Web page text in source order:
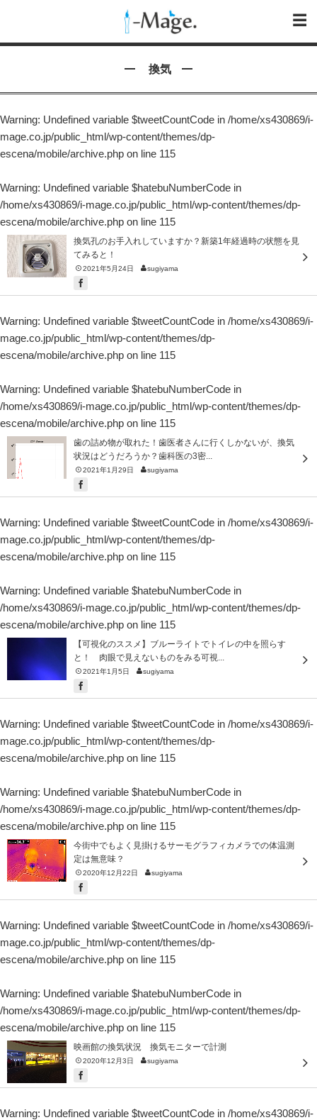
換気
Warning: Undefined variable $tweetCountCode in /home/xs430869/i-
mage.co.jp/public_html/wp-content/themes/dp-
escena/mobile/archive.php on line 115
Warning: Undefined variable $hatebuNumberCode in
/home/xs430869/i-mage.co.jp/public_html/wp-content/themes/dp-
escena/mobile/archive.php on line 115
換気孔のお手入れしていますか？新築1年経過時の状態を見
てみると！
2021年5月24日 sugiyama
Warning: Undefined variable $tweetCountCode in /home/xs430869/i-
mage.co.jp/public_html/wp-content/themes/dp-
escena/mobile/archive.php on line 115
Warning: Undefined variable $hatebuNumberCode in
/home/xs430869/i-mage.co.jp/public_html/wp-content/themes/dp-
escena/mobile/archive.php on line 115
歯の詰め物が取れた！歯医者さんに行くしかないが、換気
状況はどうだろうか？歯科医の3密...
2021年1月29日 sugiyama
Warning: Undefined variable $tweetCountCode in /home/xs430869/i-
mage.co.jp/public_html/wp-content/themes/dp-
escena/mobile/archive.php on line 115
Warning: Undefined variable $hatebuNumberCode in
/home/xs430869/i-mage.co.jp/public_html/wp-content/themes/dp-
escena/mobile/archive.php on line 115
【可視化のススメ】ブルーライトでトイレの中を照らす
と！ 肉眼で見えないものをみる可視...
2021年1月5日 sugiyama
Warning: Undefined variable $tweetCountCode in /home/xs430869/i-
mage.co.jp/public_html/wp-content/themes/dp-
escena/mobile/archive.php on line 115
Warning: Undefined variable $hatebuNumberCode in
/home/xs430869/i-mage.co.jp/public_html/wp-content/themes/dp-
escena/mobile/archive.php on line 115
今街中でもよく見掛けるサーモグラフィカメラでの体温測
定は無意味？
2020年12月22日 sugiyama
Warning: Undefined variable $tweetCountCode in /home/xs430869/i-
mage.co.jp/public_html/wp-content/themes/dp-
escena/mobile/archive.php on line 115
Warning: Undefined variable $hatebuNumberCode in
/home/xs430869/i-mage.co.jp/public_html/wp-content/themes/dp-
escena/mobile/archive.php on line 115
映画館の換気状況 換気モニターで計測
2020年12月3日 sugiyama
Warning: Undefined variable $tweetCountCode in /home/xs430869/i-